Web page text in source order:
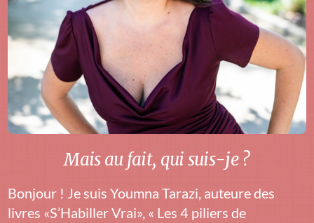
Mais au fait, qui suis-je ?
Bonjour ! Je suis Youmna Tarazi, auteure des
livres «S’Habiller Vrai», « Les 4 piliers de